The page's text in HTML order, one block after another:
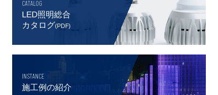
CATALOG
LED照明総合
カタログ(PDF)
INSTANCE
施工例の紹介